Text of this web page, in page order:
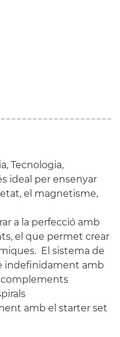
Tecnologia,
ideal per ensenyar
el magnetisme,
a la perfecció amb
el que permet crear
El sistema de
indefinidament amb
complements
amb el starter set